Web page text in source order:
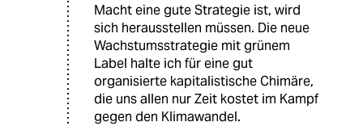
Macht eine gute Strategie ist, wird
sich herausstellen müssen. Die neue
Wachstumsstrategie mit grünem
Label halte ich für eine gut
organisierte kapitalistische Chimäre,
die uns allen nur Zeit kostet im Kampf
gegen den Klimawandel.